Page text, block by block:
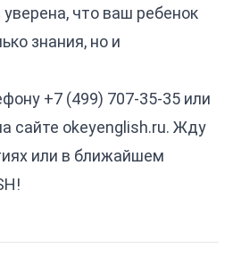
что ваш ребенок
знания, но и
+7 (499) 707-35-35 или
сайте okeyenglish.ru. Жду
или в ближайшем